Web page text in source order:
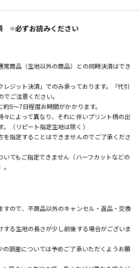
※必ずお読みください
常商品（生地以外の商品）との同時決済はでき
レジット決済」でのみ承っております。「代引
でご注意ください。
5～7日程度お時間がかかります。
々によって異なり、それに伴いプリント柄の出
（リピート指定生地は除く）
指定することはできませんのでご了承くださ
いてもご指定できません（ハーフカットなどの
すので、不良品以外のキャンセル・返品・交換
する生地の長さが少し前後する場合がございま
誤差については予めご了承いただくようお願